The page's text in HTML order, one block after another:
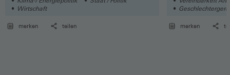
Wirtschaft
merken teilen
merken